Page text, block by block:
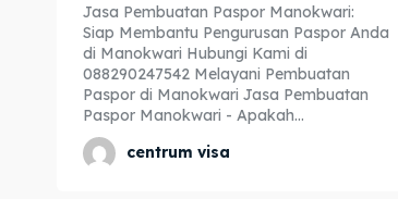
Jasa Pembuatan Paspor Manokwari:
Siap Membantu Pengurusan Paspor Anda
di Manokwari Hubungi Kami di
088290247542 Melayani Pembuatan
Paspor di Manokwari Jasa Pembuatan
Paspor Manokwari - Apakah...
centrum visa